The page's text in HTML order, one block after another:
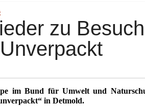
zu
im Bund für Umwelt und
in Detmold.